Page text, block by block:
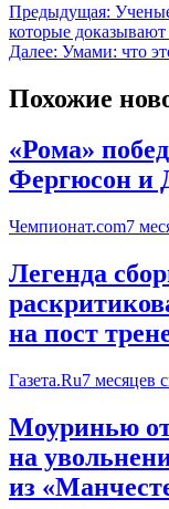
Предыдущая:
которые
Далее: Умами: что
Похожие
«Рома»
Фергюсон и
Чемпионат.com7
Легенда
на пост
Газета.Ru7 месяцев
Моуринью
на
из